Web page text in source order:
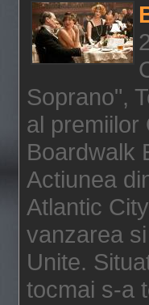
Soprano",
al premiilor
Boardwalk
Actiunea
Atlantic
vanzarea
Unite.
tocmai s-a